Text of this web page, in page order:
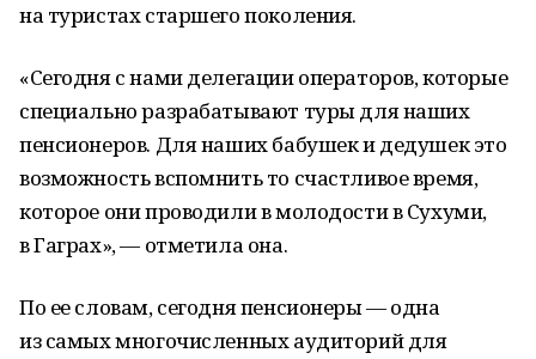
на туристах старшего поколения.
«Сегодня с нами делегации операторов, которые
специально разрабатывают туры для наших
пенсионеров. Для наших бабушек и дедушек это
возможность вспомнить то счастливое время,
которое они проводили в молодости в Сухуми,
в Гаграх», — отметила она.
По ее словам, сегодня пенсионеры — одна
из самых многочисленных аудиторий для